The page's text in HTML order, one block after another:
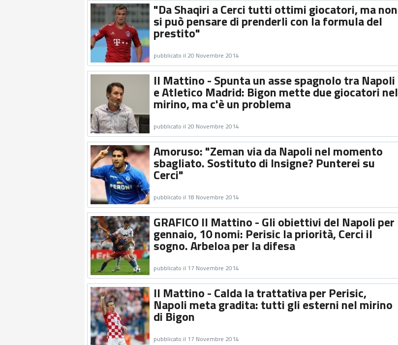
"Da Shaqiri a Cerci tutti ottimi giocatori, ma non
si può pensare di prenderli con la formula del
prestito"
pubblicato il 20 Novembre 2014
Il Mattino - Spunta un asse spagnolo tra Napoli
e Atletico Madrid: Bigon mette due giocatori nel
mirino, ma c'è un problema
pubblicato il 20 Novembre 2014
Amoruso: "Zeman via da Napoli nel momento
sbagliato. Sostituto di Insigne? Punterei su
Cerci"
pubblicato il 18 Novembre 2014
GRAFICO Il Mattino - Gli obiettivi del Napoli per
gennaio, 10 nomi: Perisic la priorità, Cerci il
sogno. Arbeloa per la difesa
pubblicato il 17 Novembre 2014
Il Mattino - Calda la trattativa per Perisic,
Napoli meta gradita: tutti gli esterni nel mirino
di Bigon
pubblicato il 17 Novembre 2014